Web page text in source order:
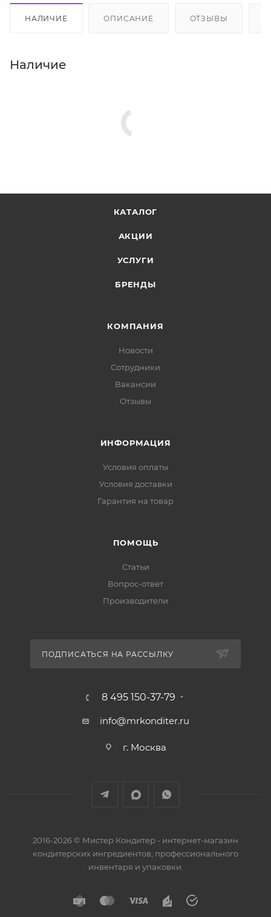
НАЛИЧИЕ ОПИСАНИЕ ОТЗЫВЫ
Наличие
КАТАЛОГ
АКЦИИ
УСЛУГИ
БРЕНДЫ
КОМПАНИЯ
Новости
Сотрудники
Вакансии
Отзывы
ИНФОРМАЦИЯ
Условия оплаты
Условия доставки
Гарантия на товар
ПОМОЩЬ
Статьи
Вопрос-ответ
Производители
ПОДПИСАТЬСЯ НА РАССЫЛКУ
8 495 150-37-79
info@mrkonditer.ru
г. Москва
2016-2026 © Мистер Кондитер - интернет-магазин
кондитерских ингредиентов, профессионального
инвентаря и упаковки.